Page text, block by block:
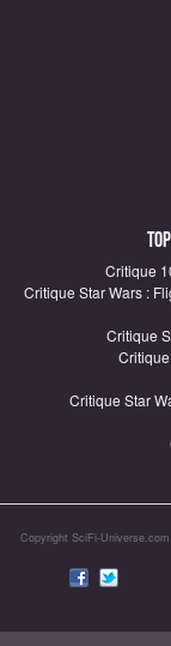
Critique
Critique Star Wars :
Critique
Critique Star
Copyright SciFi-